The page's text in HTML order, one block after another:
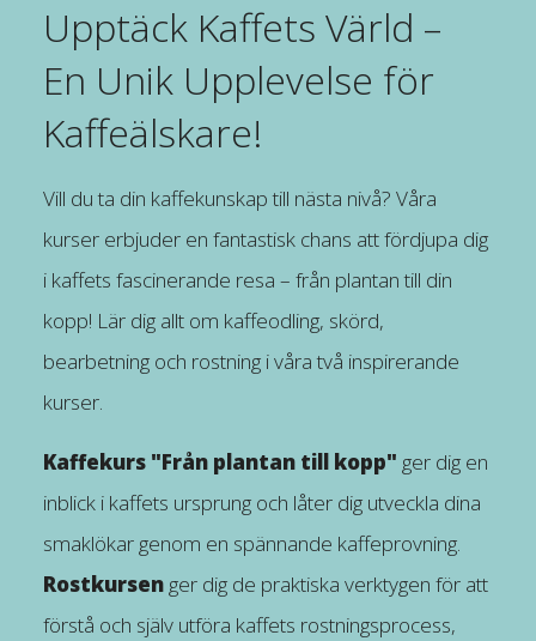
Upptäck Kaffets Värld –
En Unik Upplevelse för
Kaffeälskare!
Vill du ta din kaffekunskap till nästa nivå? Våra
kurser erbjuder en fantastisk chans att fördjupa dig
i kaffets fascinerande resa – från plantan till din
kopp! Lär dig allt om kaffeodling, skörd,
bearbetning och rostning i våra två inspirerande
kurser.
Kaffekurs "Från plantan till kopp" ger dig en
inblick i kaffets ursprung och låter dig utveckla dina
smaklökar genom en spännande kaffeprovning.
Rostkursenger dig de praktiska verktygen för att
förstå och själv utföra kaffets rostningsprocess,